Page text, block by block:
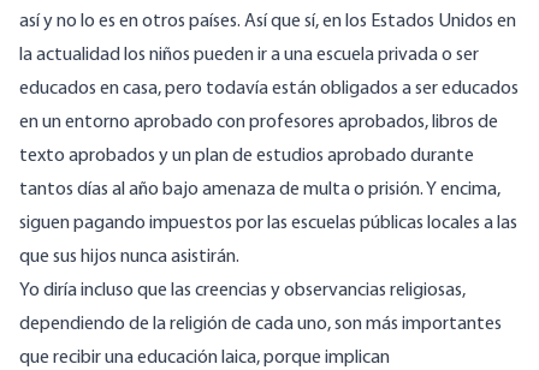
así y no lo es en otros países. Así que sí, en los Estados Unidos en
la actualidad los niños pueden ir a una escuela privada o ser
educados en casa, pero todavía están obligados a ser educados
en un entorno aprobado con profesores aprobados, libros de
texto aprobados y un plan de estudios aprobado durante
tantos días al año bajo amenaza de multa o prisión. Y encima,
siguen pagando impuestos por las escuelas públicas locales a las
que sus hijos nunca asistirán.
Yo diría incluso que las creencias y observancias religiosas,
dependiendo de la religión de cada uno, son más importantes
que recibir una educación laica, porque implican